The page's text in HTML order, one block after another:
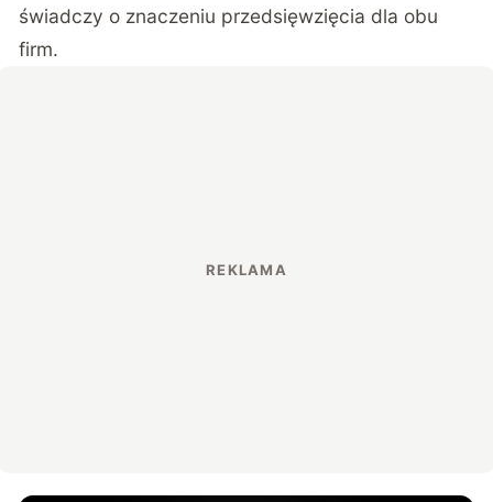
świadczy o znaczeniu przedsięwzięcia dla obu
firm.